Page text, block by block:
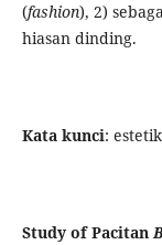
(fashion), 2)
hiasan dinding.
Kata kunci:
Study of Pacitan